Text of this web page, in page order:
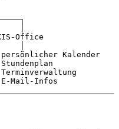
Office
Kalender